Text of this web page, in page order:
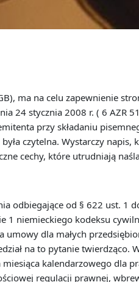
ma na celu zapewnienie
24 stycznia 2008 r. ( 6 AZR
przy składaniu
czytelna. Wystarczy napis,
cechy, które utrudniają
odbiegające od § 622 ust. 1
1 niemieckiego kodeksu
dla małych
na to pytanie twierdząco.
kalendarzowego dla
regulacji prawnej,